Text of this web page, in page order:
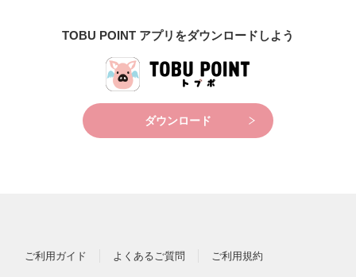
TOBU POINT アプリをダウンロードしよう
ダウンロード
ご利用ガイド よくあるご質問 ご利用規約